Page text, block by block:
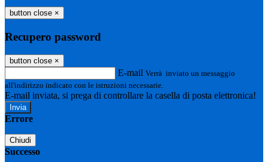
button close ×
Recupero password
button close ×
E-mail Verrà inviato un messaggio
all'indirizzo indicato con le istruzioni necessarie.
E-mail inviata, si prega di controllare la casella di posta elettronica!
Errore
Chiudi
Successo